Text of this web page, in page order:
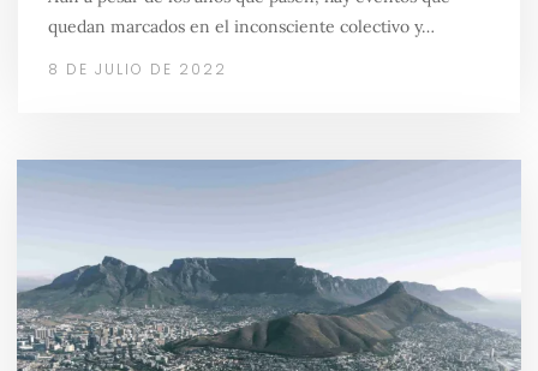
quedan marcados en el inconsciente colectivo y…
8 DE JULIO DE 2022